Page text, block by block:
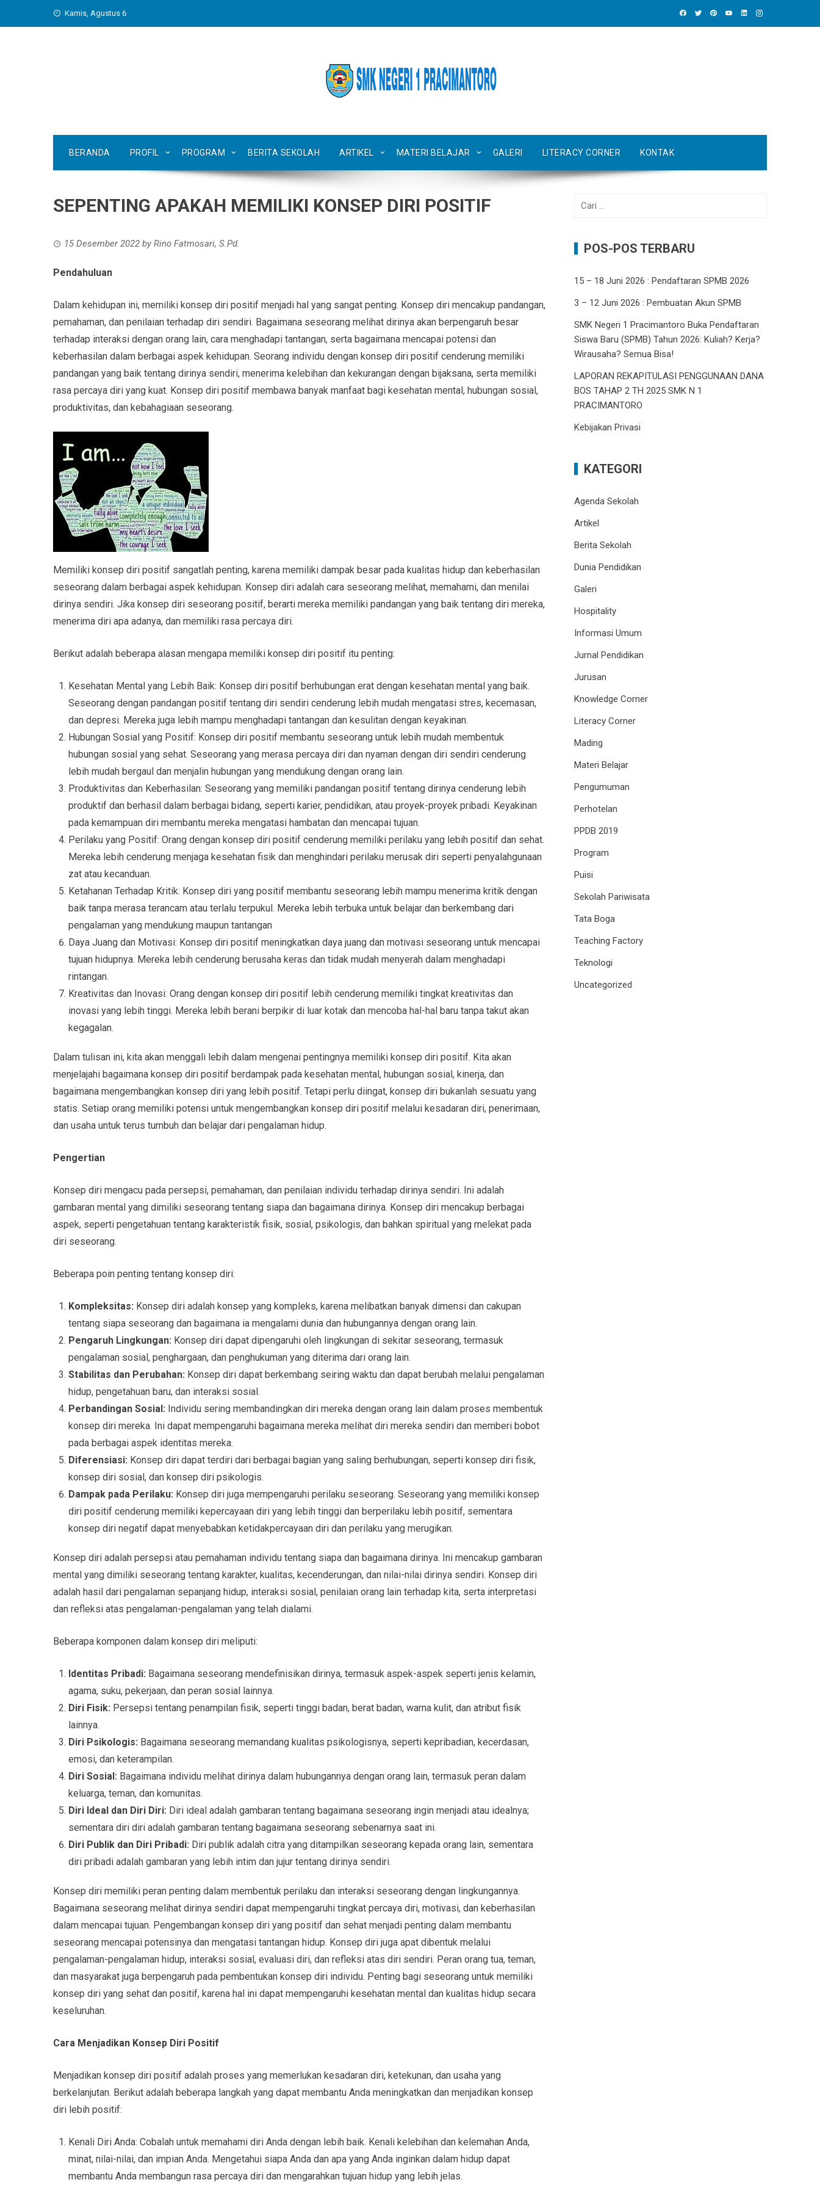
Kamis, Agustus 6
BERANDA PROFIL PROGRAM BERITA SEKOLAH ARTIKEL MATERI BELAJAR GALERI LITERACY CORNER KONTAK
SEPENTING APAKAH MEMILIKI KONSEP DIRI POSITIF
15 Desember 2022 by Rino Fatmosari, S.Pd.
Pendahuluan
Dalam kehidupan ini, memiliki konsep diri positif menjadi hal yang sangat penting. Konsep diri mencakup pandangan,
pemahaman, dan penilaian terhadap diri sendiri. Bagaimana seseorang melihat dirinya akan berpengaruh besar
terhadap interaksi dengan orang lain, cara menghadapi tantangan, serta bagaimana mencapai potensi dan
keberhasilan dalam berbagai aspek kehidupan. Seorang individu dengan konsep diri positif cenderung memiliki
pandangan yang baik tentang dirinya sendiri, menerima kelebihan dan kekurangan dengan bijaksana, serta memiliki
rasa percaya diri yang kuat. Konsep diri positif membawa banyak manfaat bagi kesehatan mental, hubungan sosial,
produktivitas, dan kebahagiaan seseorang.
Memiliki konsep diri positif sangatlah penting, karena memiliki dampak besar pada kualitas hidup dan keberhasilan
seseorang dalam berbagai aspek kehidupan. Konsep diri adalah cara seseorang melihat, memahami, dan menilai
dirinya sendiri. Jika konsep diri seseorang positif, berarti mereka memiliki pandangan yang baik tentang diri mereka,
menerima diri apa adanya, dan memiliki rasa percaya diri.
Berikut adalah beberapa alasan mengapa memiliki konsep diri positif itu penting:
Kesehatan Mental yang Lebih Baik: Konsep diri positif berhubungan erat dengan kesehatan mental yang baik.
Seseorang dengan pandangan positif tentang diri sendiri cenderung lebih mudah mengatasi stres, kecemasan,
dan depresi. Mereka juga lebih mampu menghadapi tantangan dan kesulitan dengan keyakinan.
Hubungan Sosial yang Positif: Konsep diri positif membantu seseorang untuk lebih mudah membentuk
hubungan sosial yang sehat. Seseorang yang merasa percaya diri dan nyaman dengan diri sendiri cenderung
lebih mudah bergaul dan menjalin hubungan yang mendukung dengan orang lain.
Produktivitas dan Keberhasilan: Seseorang yang memiliki pandangan positif tentang dirinya cenderung lebih
produktif dan berhasil dalam berbagai bidang, seperti karier, pendidikan, atau proyek-proyek pribadi. Keyakinan
pada kemampuan diri membantu mereka mengatasi hambatan dan mencapai tujuan.
Perilaku yang Positif: Orang dengan konsep diri positif cenderung memiliki perilaku yang lebih positif dan sehat.
Mereka lebih cenderung menjaga kesehatan fisik dan menghindari perilaku merusak diri seperti penyalahgunaan
zat atau kecanduan.
Ketahanan Terhadap Kritik: Konsep diri yang positif membantu seseorang lebih mampu menerima kritik dengan
baik tanpa merasa terancam atau terlalu terpukul. Mereka lebih terbuka untuk belajar dan berkembang dari
pengalaman yang mendukung maupun tantangan
Daya Juang dan Motivasi: Konsep diri positif meningkatkan daya juang dan motivasi seseorang untuk mencapai
tujuan hidupnya. Mereka lebih cenderung berusaha keras dan tidak mudah menyerah dalam menghadapi
rintangan.
Kreativitas dan Inovasi: Orang dengan konsep diri positif lebih cenderung memiliki tingkat kreativitas dan
inovasi yang lebih tinggi. Mereka lebih berani berpikir di luar kotak dan mencoba hal-hal baru tanpa takut akan
kegagalan.
Dalam tulisan ini, kita akan menggali lebih dalam mengenai pentingnya memiliki konsep diri positif. Kita akan
menjelajahi bagaimana konsep diri positif berdampak pada kesehatan mental, hubungan sosial, kinerja, dan
bagaimana mengembangkan konsep diri yang lebih positif. Tetapi perlu diingat, konsep diri bukanlah sesuatu yang
statis. Setiap orang memiliki potensi untuk mengembangkan konsep diri positif melalui kesadaran diri, penerimaan,
dan usaha untuk terus tumbuh dan belajar dari pengalaman hidup.
Pengertian
Konsep diri mengacu pada persepsi, pemahaman, dan penilaian individu terhadap dirinya sendiri. Ini adalah
gambaran mental yang dimiliki seseorang tentang siapa dan bagaimana dirinya. Konsep diri mencakup berbagai
aspek, seperti pengetahuan tentang karakteristik fisik, sosial, psikologis, dan bahkan spiritual yang melekat pada
diri seseorang.
Beberapa poin penting tentang konsep diri:
Kompleksitas: Konsep diri adalah konsep yang kompleks, karena melibatkan banyak dimensi dan cakupan
tentang siapa seseorang dan bagaimana ia mengalami dunia dan hubungannya dengan orang lain.
Pengaruh Lingkungan: Konsep diri dapat dipengaruhi oleh lingkungan di sekitar seseorang, termasuk
pengalaman sosial, penghargaan, dan penghukuman yang diterima dari orang lain.
Stabilitas dan Perubahan: Konsep diri dapat berkembang seiring waktu dan dapat berubah melalui pengalaman
hidup, pengetahuan baru, dan interaksi sosial.
Perbandingan Sosial: Individu sering membandingkan diri mereka dengan orang lain dalam proses membentuk
konsep diri mereka. Ini dapat mempengaruhi bagaimana mereka melihat diri mereka sendiri dan memberi bobot
pada berbagai aspek identitas mereka.
Diferensiasi: Konsep diri dapat terdiri dari berbagai bagian yang saling berhubungan, seperti konsep diri fisik,
konsep diri sosial, dan konsep diri psikologis.
Dampak pada Perilaku: Konsep diri juga mempengaruhi perilaku seseorang. Seseorang yang memiliki konsep
diri positif cenderung memiliki kepercayaan diri yang lebih tinggi dan berperilaku lebih positif, sementara
konsep diri negatif dapat menyebabkan ketidakpercayaan diri dan perilaku yang merugikan.
Konsep diri adalah persepsi atau pemahaman individu tentang siapa dan bagaimana dirinya. Ini mencakup gambaran
mental yang dimiliki seseorang tentang karakter, kualitas, kecenderungan, dan nilai-nilai dirinya sendiri. Konsep diri
adalah hasil dari pengalaman sepanjang hidup, interaksi sosial, penilaian orang lain terhadap kita, serta interpretasi
dan refleksi atas pengalaman-pengalaman yang telah dialami.
Beberapa komponen dalam konsep diri meliputi:
Identitas Pribadi: Bagaimana seseorang mendefinisikan dirinya, termasuk aspek-aspek seperti jenis kelamin,
agama, suku, pekerjaan, dan peran sosial lainnya.
Diri Fisik: Persepsi tentang penampilan fisik, seperti tinggi badan, berat badan, warna kulit, dan atribut fisik
lainnya.
Diri Psikologis: Bagaimana seseorang memandang kualitas psikologisnya, seperti kepribadian, kecerdasan,
emosi, dan keterampilan.
Diri Sosial: Bagaimana individu melihat dirinya dalam hubungannya dengan orang lain, termasuk peran dalam
keluarga, teman, dan komunitas.
Diri Ideal dan Diri Diri: Diri ideal adalah gambaran tentang bagaimana seseorang ingin menjadi atau idealnya;
sementara diri diri adalah gambaran tentang bagaimana seseorang sebenarnya saat ini.
Diri Publik dan Diri Pribadi: Diri publik adalah citra yang ditampilkan seseorang kepada orang lain, sementara
diri pribadi adalah gambaran yang lebih intim dan jujur tentang dirinya sendiri.
Konsep diri memiliki peran penting dalam membentuk perilaku dan interaksi seseorang dengan lingkungannya.
Bagaimana seseorang melihat dirinya sendiri dapat mempengaruhi tingkat percaya diri, motivasi, dan keberhasilan
dalam mencapai tujuan. Pengembangan konsep diri yang positif dan sehat menjadi penting dalam membantu
seseorang mencapai potensinya dan mengatasi tantangan hidup. Konsep diri juga apat dibentuk melalui
pengalaman-pengalaman hidup, interaksi sosial, evaluasi diri, dan refleksi atas diri sendiri. Peran orang tua, teman,
dan masyarakat juga berpengaruh pada pembentukan konsep diri individu. Penting bagi seseorang untuk memiliki
konsep diri yang sehat dan positif, karena hal ini dapat mempengaruhi kesehatan mental dan kualitas hidup secara
keseluruhan.
Cara Menjadikan Konsep Diri Positif
Menjadikan konsep diri positif adalah proses yang memerlukan kesadaran diri, ketekunan, dan usaha yang
berkelanjutan. Berikut adalah beberapa langkah yang dapat membantu Anda meningkatkan dan menjadikan konsep
diri lebih positif:
Kenali Diri Anda: Cobalah untuk memahami diri Anda dengan lebih baik. Kenali kelebihan dan kelemahan Anda,
minat, nilai-nilai, dan impian Anda. Mengetahui siapa Anda dan apa yang Anda inginkan dalam hidup dapat
membantu Anda membangun rasa percaya diri dan mengarahkan tujuan hidup yang lebih jelas.
Cari
POS-POS TERBARU
15 – 18 Juni 2026 : Pendaftaran SPMB 2026
3 – 12 Juni 2026 : Pembuatan Akun SPMB
SMK Negeri 1 Pracimantoro Buka Pendaftaran
Siswa Baru (SPMB) Tahun 2026: Kuliah? Kerja?
Wirausaha? Semua Bisa!
LAPORAN REKAPITULASI PENGGUNAAN DANA
BOS TAHAP 2 TH 2025 SMK N 1
PRACIMANTORO
Kebijakan Privasi
KATEGORI
Agenda Sekolah
Artikel
Berita Sekolah
Dunia Pendidikan
Galeri
Hospitality
Informasi Umum
Jurnal Pendidikan
Jurusan
Knowledge Corner
Literacy Corner
Mading
Materi Belajar
Pengumuman
Perhotelan
PPDB 2019
Program
Puisi
Sekolah Pariwisata
Tata Boga
Teaching Factory
Teknologi
Uncategorized